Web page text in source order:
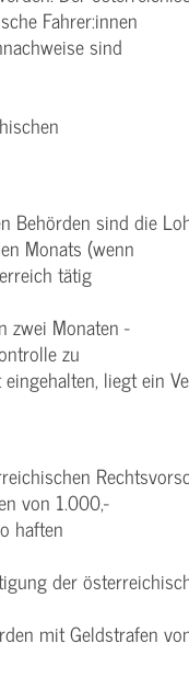
Fahrer:innen
sind
Behörden sind die
Monats (wenn
tätig
zwei Monaten
zu
liegt ein
von 1.000,­­
haften
der
mit Geldstrafen